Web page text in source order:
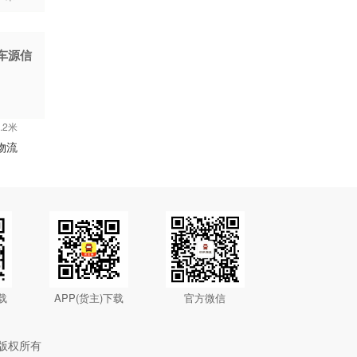
源信
米
流
APP(货主)下载 官方微信
权所有